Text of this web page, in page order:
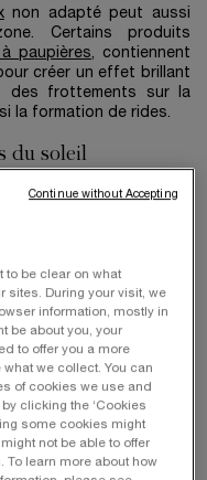
non adapté peut aussi
Certains produits
paupières, contiennent
créer un effet brillant
des frottements sur la
la formation de rides.
du soleil
pour être néfastes
les rayons UV
pourquoi le port de
protéger les yeux et
par les écrans ? Elle est
cutané en ayant une
dans la synthèse du
rides des yeux ?
to be clear on what
sites. During your visit, we
information, mostly in
be about you, your
to offer you a more
we collect. You can
of cookies we use and
clicking the ‘Cookies
some cookies might
not be able to offer
To learn more about how
Continue without Accepting